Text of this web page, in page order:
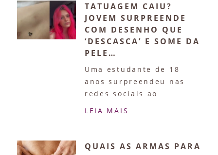
TATUAGEM CAIU?
JOVEM SURPREENDE
COM DESENHO QUE
‘DESCASCA’ E SOME DA
PELE…
Uma estudante de 18
anos surpreendeu nas
redes sociais ao
LEIA MAIS
QUAIS AS ARMAS PARA